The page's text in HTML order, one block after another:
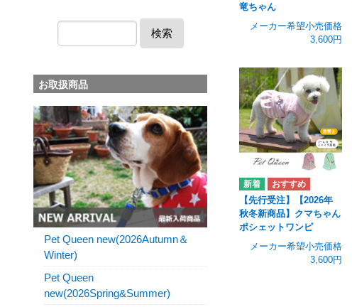
竜ちゃん
メーカー希望小売価格
3,600円
【先行受注】【2026年
秋冬新商品】クマちゃん
ポシェットワンピ
メーカー希望小売価格
3,600円
検索
お取扱商品
Pet Queen new(2026Autumn＆
Winter)
Pet Queen
new(2026Spring&Summer)